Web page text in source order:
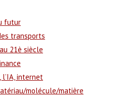
futur
transports
21è siècle
l’IA, internet
molécule/matière